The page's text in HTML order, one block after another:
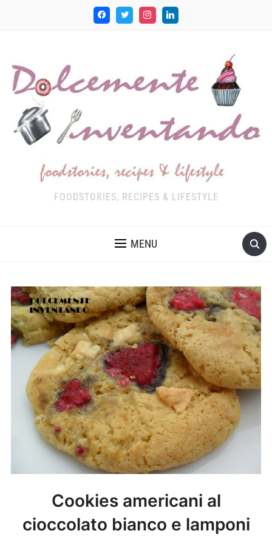
FOODSTORIES, RECIPES & LIFESTYLE
MENU
Cookies americani al
cioccolato bianco e lamponi